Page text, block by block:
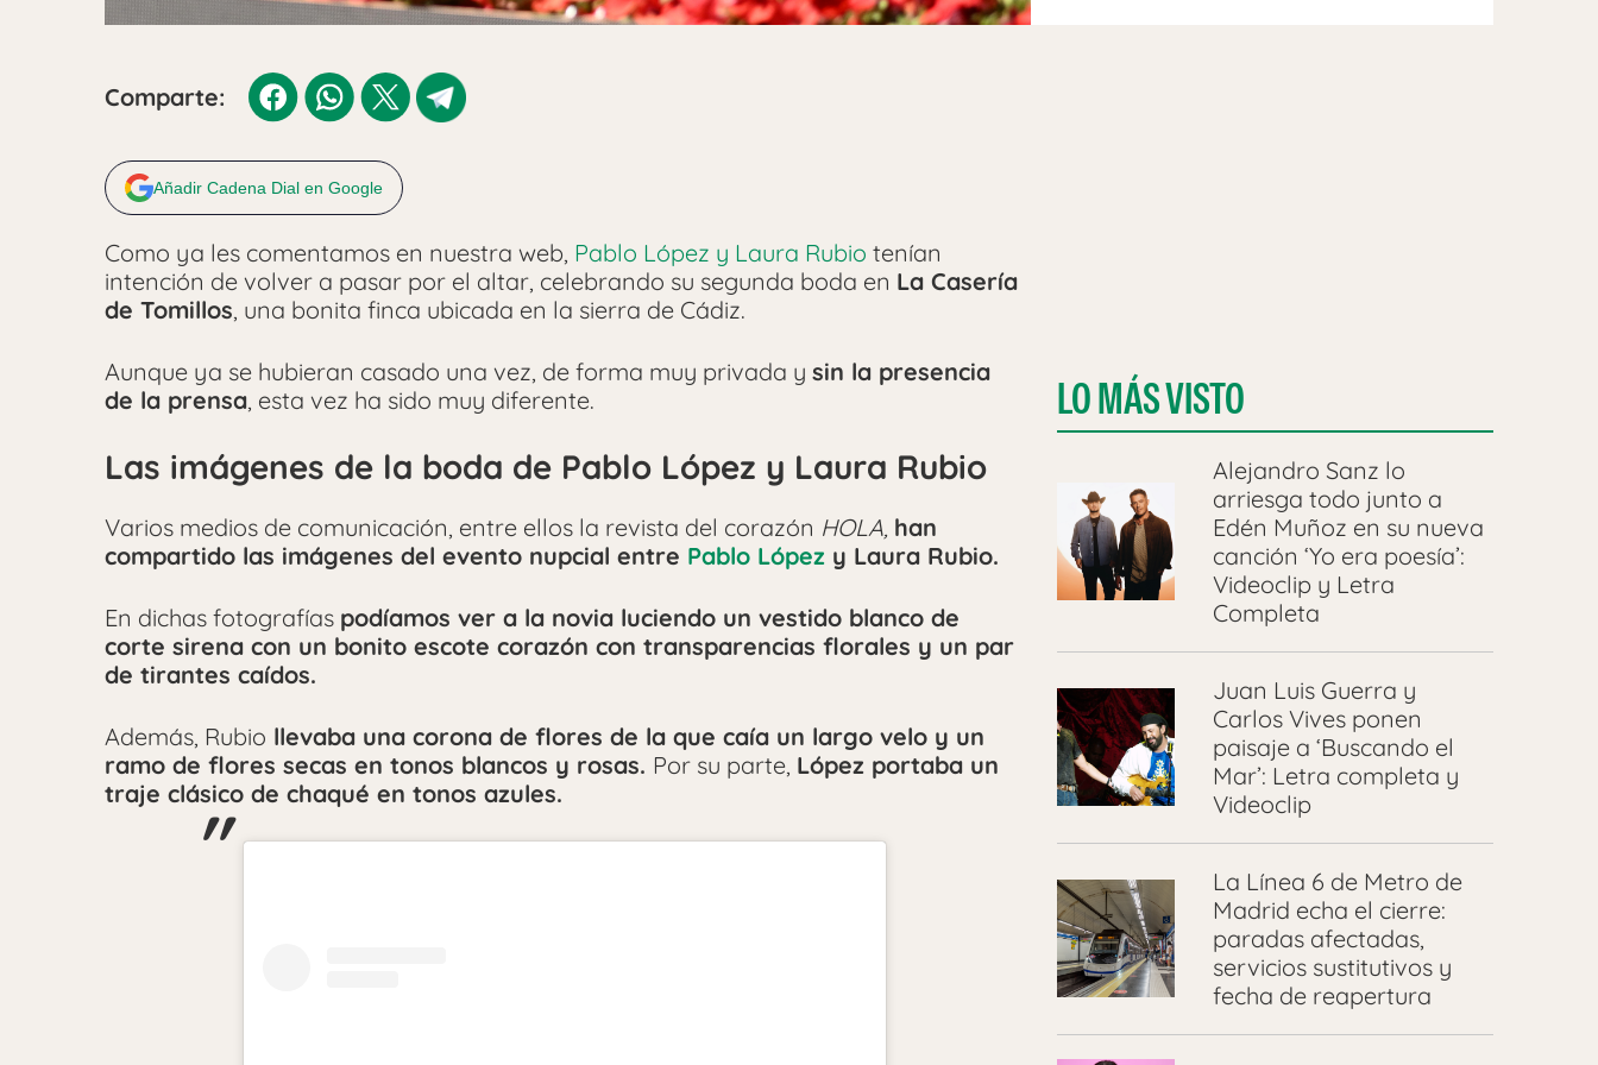
Comparte:
Añadir Cadena Dial en Google
Como ya les comentamos en nuestra web, Pablo López y Laura Rubio tenían
intención de volver a pasar por el altar, celebrando su segunda boda en La Casería
de Tomillos, una bonita finca ubicada en la sierra de Cádiz.
Aunque ya se hubieran casado una vez, de forma muy privada y sin la presencia
de la prensa, esta vez ha sido muy diferente.
Las imágenes de la boda de Pablo López y Laura Rubio
Varios medios de comunicación, entre ellos la revista del corazón HOLA, han
compartido las imágenes del evento nupcial entre Pablo López y Laura Rubio.
En dichas fotografías podíamos ver a la novia luciendo un vestido blanco de
corte sirena con un bonito escote corazón con transparencias florales y un par
de tirantes caídos.
Además, Rubio llevaba una corona de flores de la que caía un largo velo y un
ramo de flores secas en tonos blancos y rosas. Por su parte, López portaba un
traje clásico de chaqué en tonos azules.
LO MÁS VISTO
Alejandro Sanz lo
arriesga todo junto a
Edén Muñoz en su nueva
canción ‘Yo era poesía’:
Videoclip y Letra
Completa
Juan Luis Guerra y
Carlos Vives ponen
paisaje a ‘Buscando el
Mar’: Letra completa y
Videoclip
La Línea 6 de Metro de
Madrid echa el cierre:
paradas afectadas,
servicios sustitutivos y
fecha de reapertura